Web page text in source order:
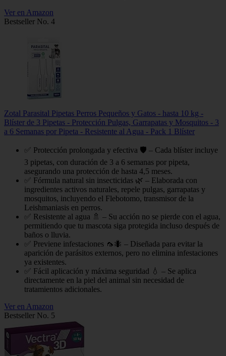
Ver en Amazon
Bestseller No. 4
Zotal Parasital Pipetas Perros Pequeños y Gatos - hasta 10 kg -
Blíster de 3 Pipetas - Protección Pulgas, Garrapatas y Mosquitos - 3
a 6 Semanas por Pipeta - Resistente al Agua - Pack 1 Blíster
✅ Protección prolongada y efectiva 🛡️ – Cada blíster incluye
3 pipetas, con duración de 3 a 6 semanas por pipeta,
asegurando una protección de hasta 4,5 meses.
✅ Fórmula natural sin insecticidas 🌿 – Elaborada con
ingredientes activos naturales, repele pulgas, garrapatas y
mosquitos, incluyendo el Flebotomo, transmisor de la
Leishmaniasis en perros.
✅ Resistente al agua 🚿 – Su acción no se pierde con el agua,
permitiendo que tu mascota siga protegida incluso después de
baños o lluvia.
✅ Previene infestaciones 🦟🐜 – Diseñada para evitar la
aparición de parásitos externos, pero no elimina infestaciones
ya existentes.
✅ Fácil aplicación y máxima seguridad 💧 – Se aplica
directamente en la piel del animal sin necesidad de
tratamientos adicionales.
Ver en Amazon
Bestseller No. 5